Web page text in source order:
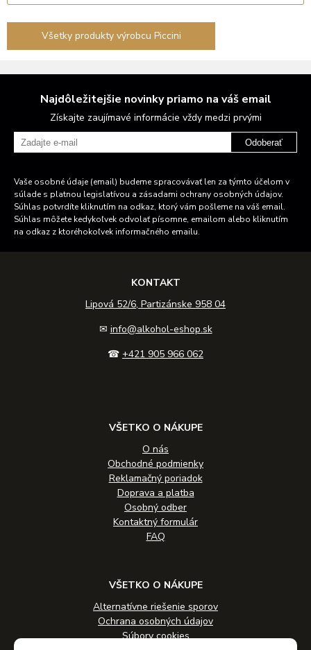
Všetky produkty výrobcu Piccini
Najdôležitejšie novinky priamo na váš email
Získajte zaujímavé informácie vždy medzi prvými
Odoberať
Vaše osobné údaje (email) budeme spracovávať len za týmto účelom v
súlade s platnou legislatívou a zásadami ochrany osobných údajov.
Súhlas potvrdíte kliknutím na odkaz, ktorý vám pošleme na váš email.
Súhlas môžete kedykoľvek odvolať písomne, emailom alebo kliknutím
na odkaz z ktoréhokoľvek informačného emailu.
KONTAKT
Lipová 52/6, Partizánske 958 04
✉ info@alkohol-eshop.sk
☎ +421 905 966 062
VŠETKO O NÁKUPE
O nás
Obchodné podmienky
Reklamačný poriadok
Doprava a platba
Osobný odber
Kontaktný formulár
FAQ
VŠETKO O NÁKUPE
Alternatívne riešenie sporov
Ochrana osobných údajov
Súbory cookies